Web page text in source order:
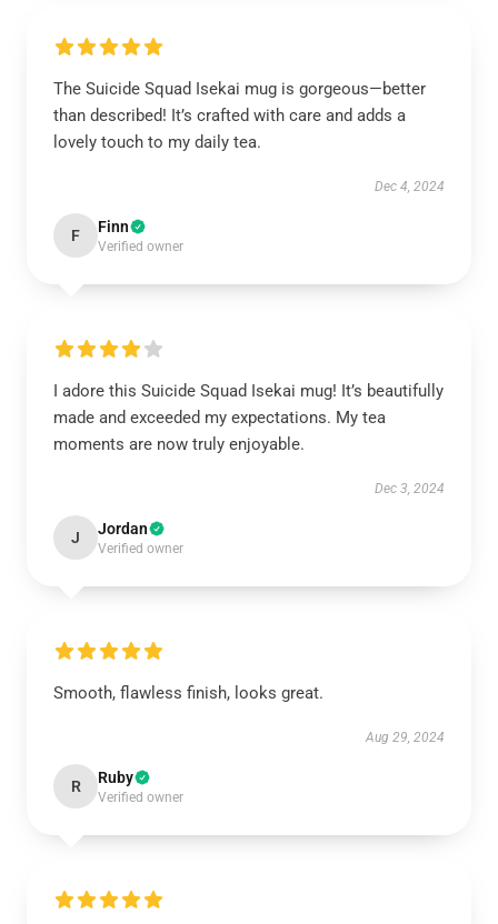
The Suicide Squad Isekai mug is gorgeous—better
than described! It’s crafted with care and adds a
lovely touch to my daily tea.
Dec 4, 2024
F Finn
Verified owner
I adore this Suicide Squad Isekai mug! It’s beautifully
made and exceeded my expectations. My tea
moments are now truly enjoyable.
Dec 3, 2024
J Jordan
Verified owner
Smooth, flawless finish, looks great.
Aug 29, 2024
R Ruby
Verified owner